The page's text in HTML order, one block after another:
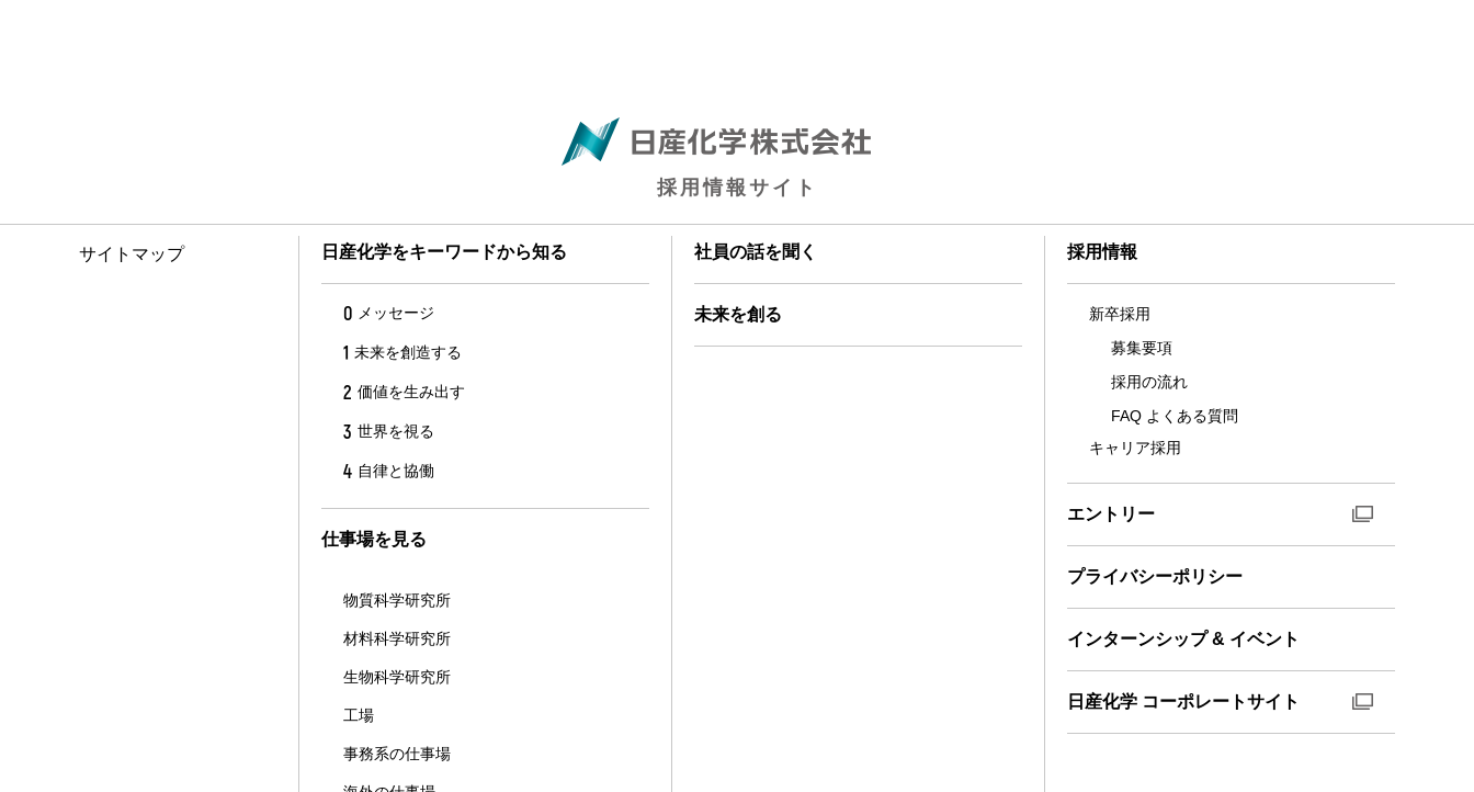
採用情報サイト
サイトマップ 日産化学をキーワードから知る
0 メッセージ
1 未来を創造する
2 価値を生み出す
3 世界を視る
4 自律と協働
仕事場を見る
物質科学研究所
材料科学研究所
生物科学研究所
工場
事務系の仕事場
社員の話を聞く
未来を創る
採用情報
新卒採用
募集要項
採用の流れ
FAQ よくある質問
キャリア採用
エントリー
プライバシーポリシー
インターンシップ & イベント
日産化学 コーポレートサイト